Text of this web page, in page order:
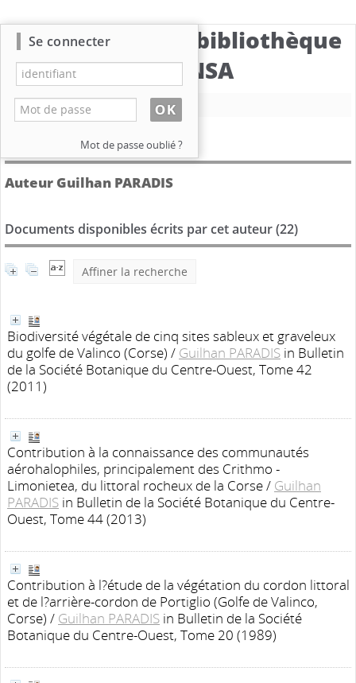
Catalogue de la bibliothèque
du CBNSA
Nouvelle recherche
Détail de l'auteur
Auteur Guilhan PARADIS
Documents disponibles écrits par cet auteur (22)
Affiner la recherche
Biodiversité végétale de cinq sites sableux et graveleux
du golfe de Valinco (Corse) / Guilhan PARADIS in Bulletin
de la Société Botanique du Centre-Ouest, Tome 42
(2011)
Contribution à la connaissance des communautés
aérohalophiles, principalement des Crithmo -
Limonietea, du littoral rocheux de la Corse/ Guilhan
PARADIS in Bulletin de la Société Botanique du Centre-
Ouest, Tome 44 (2013)
Contribution à l?étude de la végétation du cordon littoral
et de l?arrière-cordon de Portiglio (Golfe de Valinco,
Corse) / Guilhan PARADIS in Bulletin de la Société
Botanique du Centre-Ouest, Tome 20 (1989)
Se connecter
Mot de passe oublié ?